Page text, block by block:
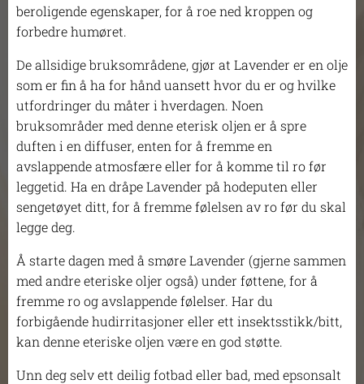
beroligende egenskaper, for å roe ned kroppen og
forbedre humøret.
De allsidige bruksområdene, gjør at Lavender er en olje
som er fin å ha for hånd uansett hvor du er og hvilke
utfordringer du måter i hverdagen. Noen
bruksområder med denne eterisk oljen er å spre
duften i en diffuser, enten for å fremme en
avslappende atmosfære eller for å komme til ro før
leggetid. Ha en dråpe Lavender på hodeputen eller
sengetøyet ditt, for å fremme følelsen av ro før du skal
legge deg.
Å starte dagen med å smøre Lavender (gjerne sammen
med andre eteriske oljer også) under føttene, for å
fremme ro og avslappende følelser. Har du
forbigående hudirritasjoner eller ett insektsstikk/bitt,
kan denne eteriske oljen være en god støtte.
Unn deg selv ett deilig fotbad eller bad, med epsonsalt